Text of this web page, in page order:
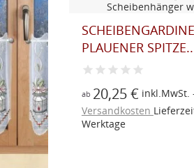
zzgl.
2
STICKEREI-
ROSE IN GELB
18,45 €
Versandkosten
Werktage